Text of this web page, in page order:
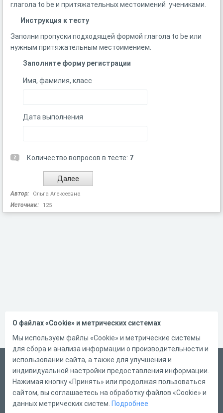
глагола to be и притяжательных местоимений учениками.
Инструкция к тесту
Заполни пропуски подходящей формой глагола to be или
нужным притяжательным местоимением.
Заполните форму регистрации
Имя, фамилия, класс
Дата выполнения
Количество вопросов в тесте: 7
Автор: Ольга Алексеевна
Источник: 125
Русский
Справка
Форма обратной связи
О файлах «Cookie» и метрических системах
Мы используем файлы «Cookie» и метрические системы
для сбора и анализа информации о производительности и
использовании сайта, а также для улучшения и
индивидуальной настройки предоставления информации.
Нажимая кнопку «Принять» или продолжая пользоваться
сайтом, вы соглашаетесь на обработку файлов «Cookie» и
данных метрических систем. Подробнее